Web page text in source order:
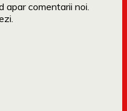
apar comentarii noi.